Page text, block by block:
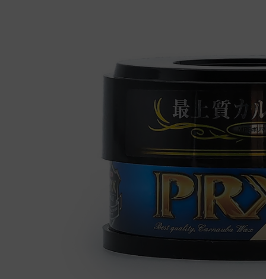
Profesyoneller İçin
Araç Kokuları Ve Koku Gidericiler
Deri Temizliği Ve Bakımı
Genel Temizleyiciler
Demir
Killer
Lastik
Metal
Motor
Plastik
Yıkama
Zift Ve